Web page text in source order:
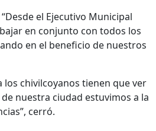
el Ejecutivo Municipal
en conjunto con todos los
en el beneficio de nuestros
los chivilcoyanos tienen que ver
nuestra ciudad estuvimos a la
cerró.